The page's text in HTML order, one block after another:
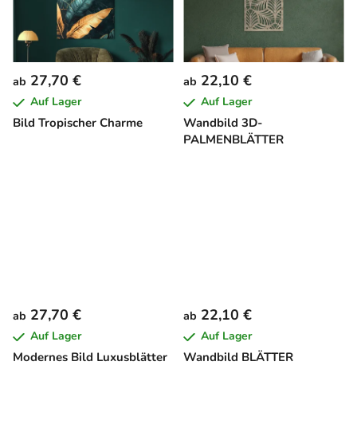
Bild Tropischer Charme
ab 27,70 €
Auf Lager
Wandbild 3D-
PALMENBLÄTTER
ab 22,10 €
Auf Lager
Modernes Bild Luxusblätter
ab 27,70 €
Auf Lager
Wandbild BLÄTTER
ab 22,10 €
Auf Lager